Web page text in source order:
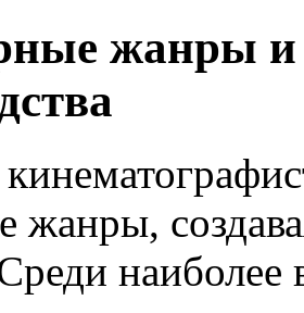
жанры и
жанры,
наиболее